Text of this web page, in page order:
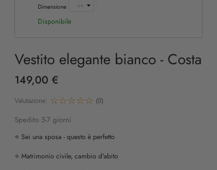
Dimensione
Disponibile
Vestito elegante bianco - Costa
149,00 €
Valutazione: (0)
Spedito 5-7 giorni
⭐️ Sei una sposa - questo è perfetto
⭐️ Matrimonio civile, cambio d'abito